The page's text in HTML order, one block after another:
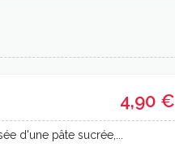
4,90 €
d'une pâte sucrée,...